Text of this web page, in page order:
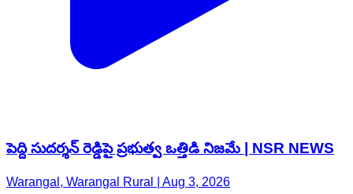
పెద్ది సుదర్శన్ రెడ్డిపై ప్రభుత్వ ఒత్తిడి నిజమే | NSR NEWS
Warangal, Warangal Rural | Aug 3, 2026